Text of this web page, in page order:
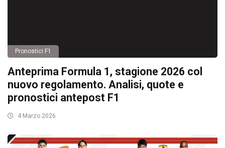
Pronostici F1
Anteprima Formula 1, stagione 2026 col
nuovo regolamento. Analisi, quote e
pronostici antepost F1
4 Marzo 2026